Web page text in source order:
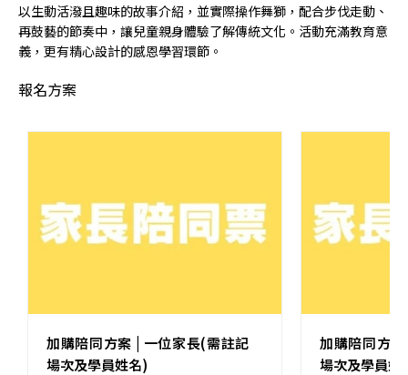
以生動活潑且趣味的故事介紹，並實際操作舞獅，配合步伐走動、
再鼓藝的節奏中，讓兒童親身體驗了解傳統文化。活動充滿教育意
義，更有精心設計的感恩學習環節。
報名方案
加購陪同方案 | 一位家長(需註記
場次及學員姓名)
加購陪同方
場次及學員姓